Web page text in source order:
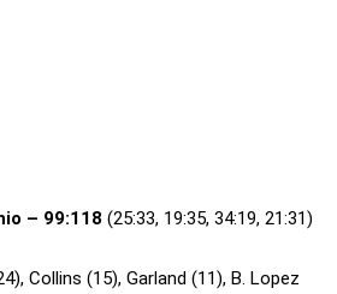
– 99:118 (25:33, 19:35, 34:19, 21:31)
Collins (15), Garland (11), B. Lopez